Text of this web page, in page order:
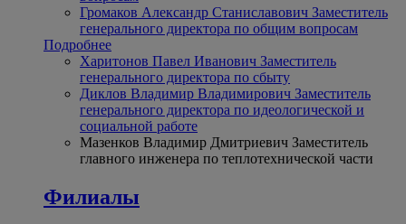
Громаков Александр Станиславович Заместитель
генерального директора по общим вопросам
Подробнее
Харитонов Павел Иванович Заместитель
генерального директора по сбыту
Диклов Владимир Владимирович Заместитель
генерального директора по идеологической и
социальной работе
Мазенков Владимир Дмитриевич Заместитель
главного инженера по теплотехнической части
Филиалы